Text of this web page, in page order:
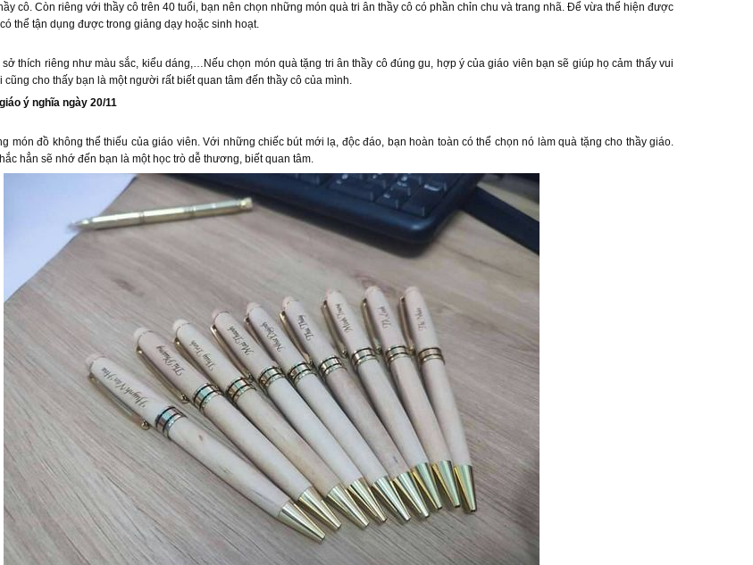
cô. Còn riêng với thầy cô trên 40 tuổi, bạn nên chọn những món quà tri ân thầy cô có phần chỉn chu và trang nhã. Để vừa thể hiện được
thể tận dụng được trong giảng dạy hoặc sinh hoạt.
thích riêng như màu sắc, kiểu dáng,…Nếu chọn món quà tặng tri ân thầy cô đúng gu, hợp ý của giáo viên bạn sẽ giúp họ cảm thấy vui
cho thấy bạn là một người rất biết quan tâm đến thầy cô của mình.
ý nghĩa ngày 20/11
món đồ không thể thiếu của giáo viên. Với những chiếc bút mới lạ, độc đáo, bạn hoàn toàn có thể chọn nó làm quà tặng cho thầy giáo.
hẳn sẽ nhớ đến bạn là một học trò dễ thương, biết quan tâm.